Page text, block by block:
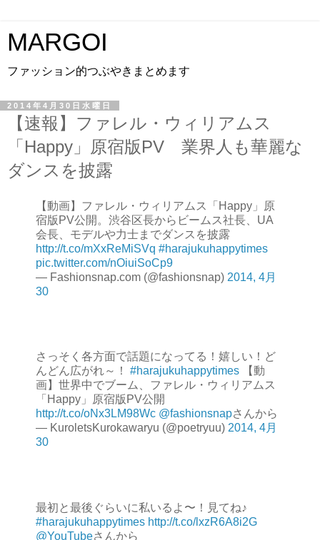
MARGOI
ファッション的つぶやきまとめます
2014年4月30日水曜日
【速報】ファレル・ウィリアムス
「Happy」原宿版PV 業界人も華麗な
ダンスを披露
【動画】ファレル・ウィリアムス「Happy」原
宿版PV公開。渋谷区長からビームス社長、UA
会長、モデルや力士までダンスを披露
http://t.co/mXxReMiSVq #harajukuhappytimes
pic.twitter.com/nOiuiSoCp9
— Fashionsnap.com (@fashionsnap) 2014, 4月
30
さっそく各方面で話題になってる！嬉しい！ど
んどん広がれ～！ #harajukuhappytimes 【動
画】世界中でブーム、ファレル・ウィリアムス
「Happy」原宿版PV公開
http://t.co/oNx3LM98Wc @fashionsnapさんから
— KuroletsKurokawaryu (@poetryuu) 2014, 4月
30
最初と最後ぐらいに私いるよ〜！見てね♪
#harajukuhappytimes http://t.co/lxzR6A8i2G
@YouTubeさんから